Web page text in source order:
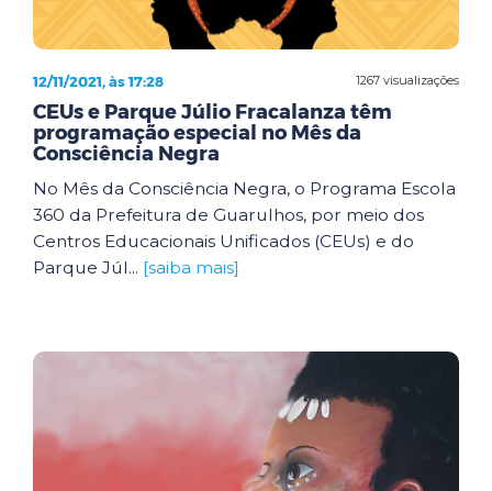
1267 visualizações
12/11/2021, às 17:28
CEUs e Parque Júlio Fracalanza têm
programação especial no Mês da
Consciência Negra
No Mês da Consciência Negra, o Programa Escola
360 da Prefeitura de Guarulhos, por meio dos
Centros Educacionais Unificados (CEUs) e do
Parque Júl... [saiba mais]